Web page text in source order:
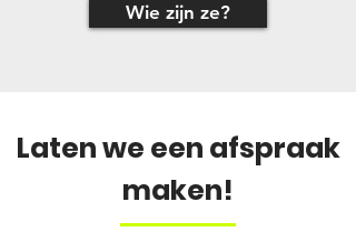
Wie zijn ze?
Laten we een afspraak
maken!